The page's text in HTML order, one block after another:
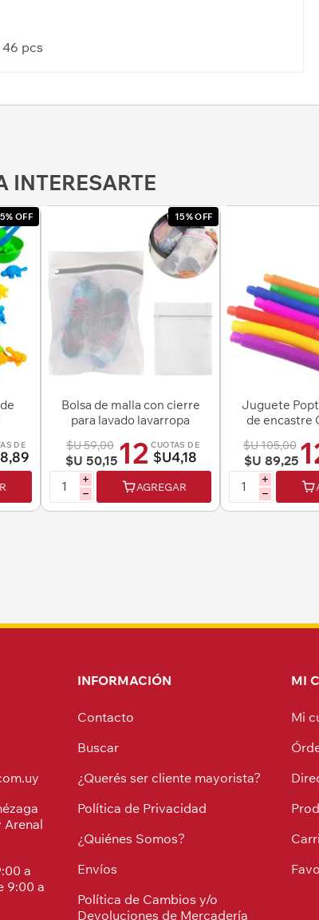
pcs
INTERESARTE
OFF
DE
15% OFF
Bolsa de malla con cierre
para lavado lavarropa
$U 59,00
$U 50,15 12 CUOTAS DE
$U4,18
i
h
AGREGAR
Juguete
de encastre
$U 105,00
$U 89,25
i
h
Arenal
a
9:00 a
INFORMACIÓN
Contacto
Buscar
¿Querés ser cliente mayorista?
Política de Privacidad
¿Quiénes Somos?
Envíos
Política de Cambios y/o
Devoluciones de Mercadería
MI
Mi